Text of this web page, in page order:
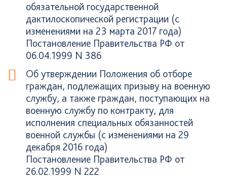
обязательной государственной
дактилоскопической регистрации (с
изменениями на 23 марта 2017 года)
Постановление Правительства РФ от
06.04.1999 N 386
Об утверждении Положения об отборе
граждан, подлежащих призыву на военную
службу, а также граждан, поступающих на
военную службу по контракту, для
исполнения специальных обязанностей
военной службы (с изменениями на 29
декабря 2016 года)
Постановление Правительства РФ от
26.02.1999 N 222